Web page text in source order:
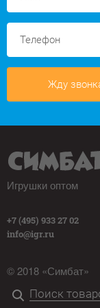
Жду
Игрушки оптом
+7 (495) 933 27 02
info@igr.ru
© 2018 «Симбат»